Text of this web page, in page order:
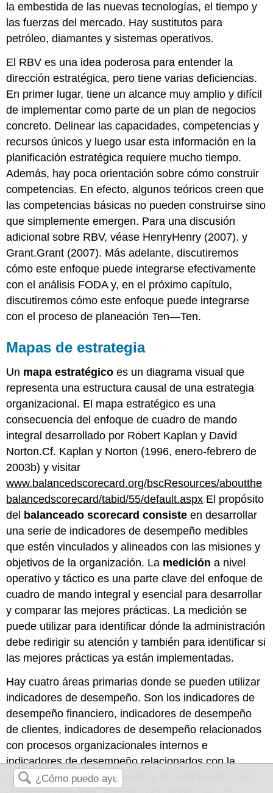
la embestida de las nuevas tecnologías, el tiempo y
las fuerzas del mercado. Hay sustitutos para
petróleo, diamantes y sistemas operativos.
El RBV es una idea poderosa para entender la
dirección estratégica, pero tiene varias deficiencias.
En primer lugar, tiene un alcance muy amplio y difícil
de implementar como parte de un plan de negocios
concreto. Delinear las capacidades, competencias y
recursos únicos y luego usar esta información en la
planificación estratégica requiere mucho tiempo.
Además, hay poca orientación sobre cómo construir
competencias. En efecto, algunos teóricos creen que
las competencias básicas no pueden construirse sino
que simplemente emergen. Para una discusión
adicional sobre RBV, véase HenryHenry (2007). y
Grant.Grant (2007). Más adelante, discutiremos
cómo este enfoque puede integrarse efectivamente
con el análisis FODA y, en el próximo capítulo,
discutiremos cómo este enfoque puede integrarse
con el proceso de planeación Ten—Ten.
Mapas de estrategia
Un mapa estratégico es un diagrama visual que
representa una estructura causal de una estrategia
organizacional. El mapa estratégico es una
consecuencia del enfoque de cuadro de mando
integral desarrollado por Robert Kaplan y David
Norton.Cf. Kaplan y Norton (1996, enero-febrero de
2003b) y visitar
www.balancedscorecard.org/bscResources/aboutthe
balancedscorecard/tabid/55/default.aspx El propósito
del balanceado scorecard consiste en desarrollar
una serie de indicadores de desempeño medibles
que estén vinculados y alineados con las misiones y
objetivos de la organización. La medición a nivel
operativo y táctico es una parte clave del enfoque de
cuadro de mando integral y esencial para desarrollar
y comparar las mejores prácticas. La medición se
puede utilizar para identificar dónde la administración
debe redirigir su atención y también para identificar si
las mejores prácticas ya están implementadas.
Hay cuatro áreas primarias donde se pueden utilizar
indicadores de desempeño. Son los indicadores de
desempeño financiero, indicadores de desempeño
de clientes, indicadores de desempeño relacionados
con procesos organizacionales internos e
indicadores de desempeño relacionados con la
capacidad de la organización y los empleados para